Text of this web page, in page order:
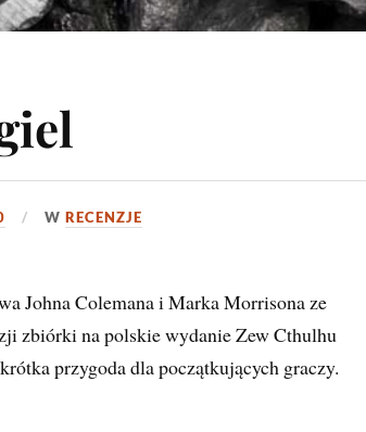
WRECENZJE
Johna Colemana i Marka Morrisona ze
zbiórki na polskie wydanie Zew Cthulhu
przygoda dla początkujących graczy.